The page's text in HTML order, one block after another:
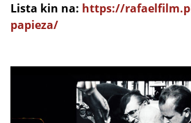
Lista kin na: https://
papieza/